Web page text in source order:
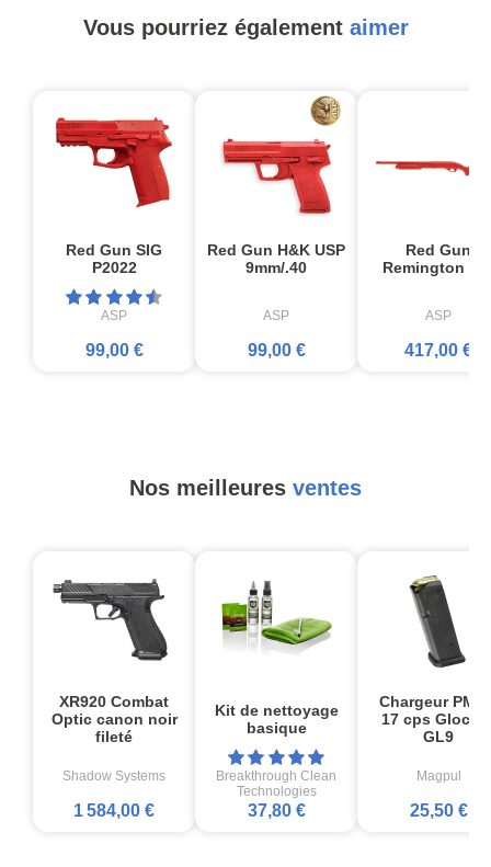
Vous pourriez également aimer
Red Gun SIG
P2022
ASP
99,00 €
Red Gun H&K USP
9mm/.40
ASP
99,00 €
Red Gun
Remington
ASP
417,00 €
Nos meilleures ventes
XR920 Combat
Optic canon noir
fileté
Shadow Systems
1 584,00 €
Kit de nettoyage
basique
Breakthrough Clean
Technologies
37,80 €
Chargeur
17 cps
GL9
Magpul
25,50 €